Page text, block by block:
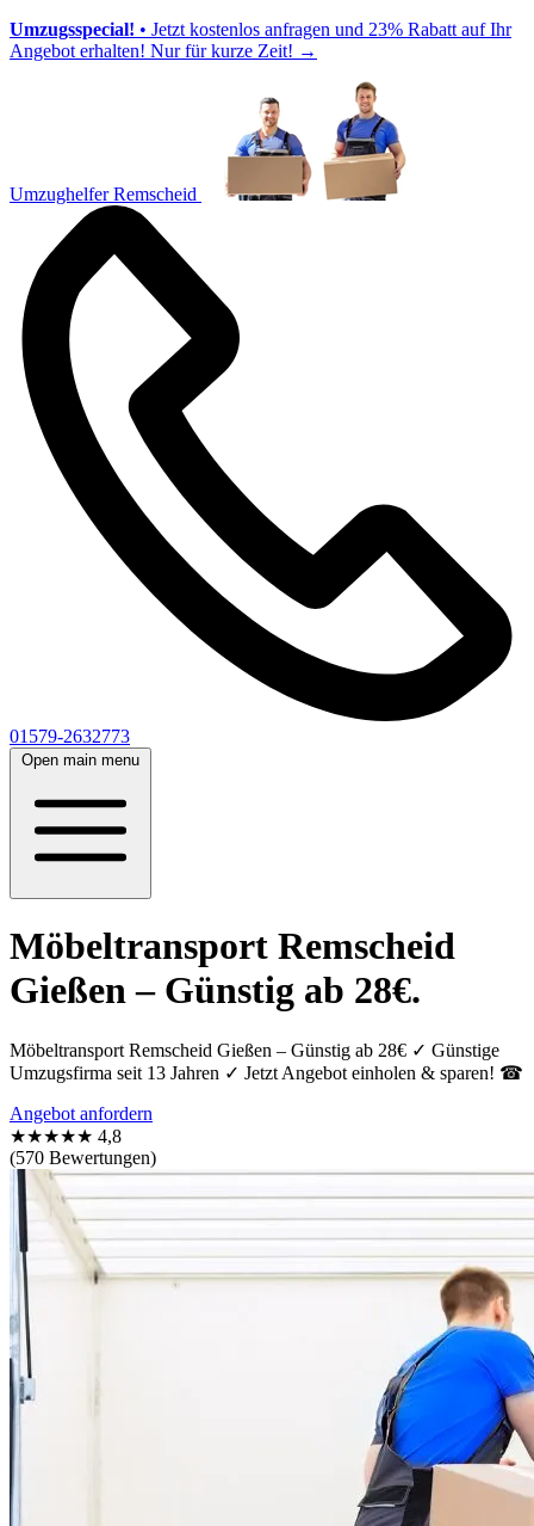
Umzugsspecial! • Jetzt kostenlos anfragen und 23% Rabatt auf Ihr
Angebot erhalten! Nur für kurze Zeit! →
Umzughelfer Remscheid
01579-2632773
Open main menu
Möbeltransport Remscheid
Gießen – Günstig ab 28€.
Möbeltransport Remscheid Gießen – Günstig ab 28€ ✓ Günstige
Umzugsfirma seit 13 Jahren ✓ Jetzt Angebot einholen & sparen! ☎
Angebot anfordern
★★★★★ 4,8
(570 Bewertungen)